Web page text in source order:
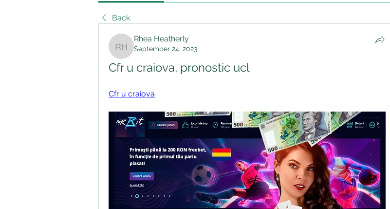
Back
Rhea Heatherly
Rhea Heatherly
September 24, 2023
Cfr u craiova, pronostic ucl
Cfr u craiova